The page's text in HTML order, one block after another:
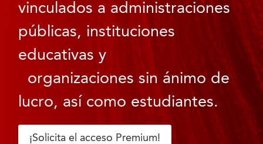
vinculados a administraciones
públicas, instituciones
educativas y
organizaciones sin ánimo de
lucro, así como estudiantes.
¡Solicita el acceso Premium!